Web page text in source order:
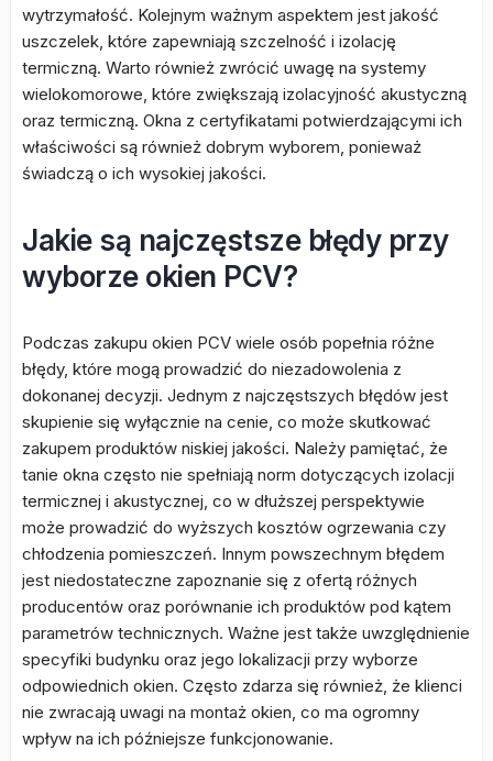
wytrzymałość. Kolejnym ważnym aspektem jest jakość
uszczelek, które zapewniają szczelność i izolację
termiczną. Warto również zwrócić uwagę na systemy
wielokomorowe, które zwiększają izolacyjność akustyczną
oraz termiczną. Okna z certyfikatami potwierdzającymi ich
właściwości są również dobrym wyborem, ponieważ
świadczą o ich wysokiej jakości.
Jakie są najczęstsze błędy przy
wyborze okien PCV?
Podczas zakupu okien PCV wiele osób popełnia różne
błędy, które mogą prowadzić do niezadowolenia z
dokonanej decyzji. Jednym z najczęstszych błędów jest
skupienie się wyłącznie na cenie, co może skutkować
zakupem produktów niskiej jakości. Należy pamiętać, że
tanie okna często nie spełniają norm dotyczących izolacji
termicznej i akustycznej, co w dłuższej perspektywie
może prowadzić do wyższych kosztów ogrzewania czy
chłodzenia pomieszczeń. Innym powszechnym błędem
jest niedostateczne zapoznanie się z ofertą różnych
producentów oraz porównanie ich produktów pod kątem
parametrów technicznych. Ważne jest także uwzględnienie
specyfiki budynku oraz jego lokalizacji przy wyborze
odpowiednich okien. Często zdarza się również, że klienci
nie zwracają uwagi na montaż okien, co ma ogromny
wpływ na ich późniejsze funkcjonowanie.